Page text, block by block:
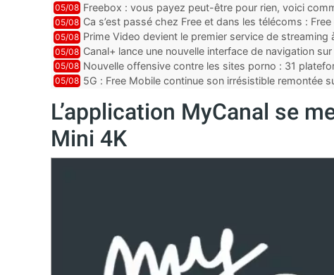
05/08 Freebox : vous payez peut-être pour rien, voici
abonnements TV oubliés
05/08 Ca s’est passé chez Free et dans les télécoms :
pointe le bout de...
05/08 Prime Video devient le premier service de streaming
ce lancement
05/08 Canal+ lance une nouvelle interface de navigation sur
05/08 Nouvelle offensive contre les sites porno : 31
par Orange, Free, SF...
05/08 5G : Free Mobile continue son irrésistible remontée
L’application MyCanal se
Mini 4K